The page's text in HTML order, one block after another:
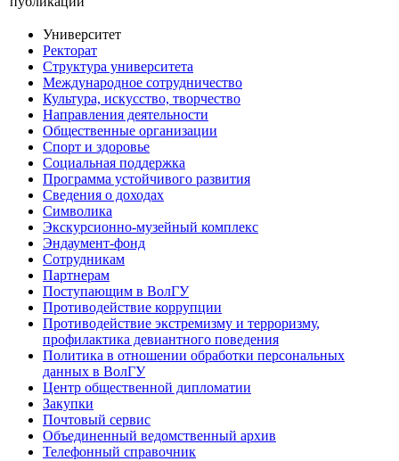
Университет
Ректорат
Структура университета
Международное сотрудничество
Культура, искусство, творчество
Направления деятельности
Общественные организации
Спорт и здоровье
Социальная поддержка
Программа устойчивого развития
Сведения о доходах
Символика
Экскурсионно-музейный комплекс
Эндаумент-фонд
Сотрудникам
Партнерам
Поступающим в ВолГУ
Противодействие коррупции
Противодействие экстремизму и терроризму,
профилактика девиантного поведения
Политика в отношении обработки персональных
данных в ВолГУ
Центр общественной дипломатии
Закупки
Почтовый сервис
Объединенный ведомственный архив
Телефонный справочник